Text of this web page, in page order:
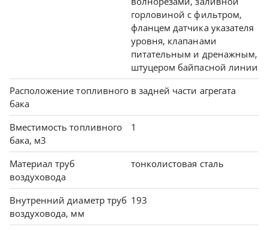
горловиной с фильтром,
фланцем датчика указателя
уровня, клапанами
питательным и дренажным,
штуцером байпасной линии
Расположение топливного
бака
в задней части агрегата
Вместимость топливного
бака, м3
1
Материал труб
воздуховода
тонколистовая сталь
Внутренний диаметр труб
воздуховода, мм
193